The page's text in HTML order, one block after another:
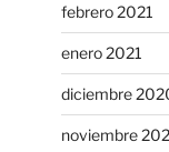
febrero 2021
enero 2021
diciembre
noviembre